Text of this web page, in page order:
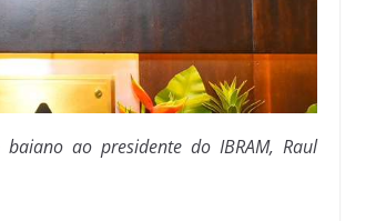
ao presidente do IBRAM, Raul